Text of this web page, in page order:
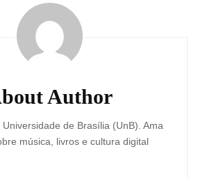
Author
de Brasília (UnB). Ama
música, livros e cultura digital